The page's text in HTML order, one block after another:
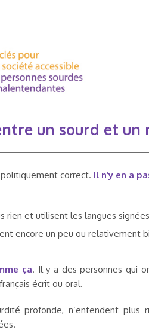
un sourd et un
correct. Il n’y en a
rien et utilisent les langues
encore un peu ou relativement
ça. Il y a des personnes qui
écrit ou oral.
profonde, n’entendent plus